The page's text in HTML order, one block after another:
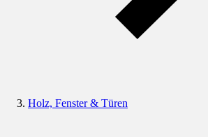
Holz, Fenster & Türen